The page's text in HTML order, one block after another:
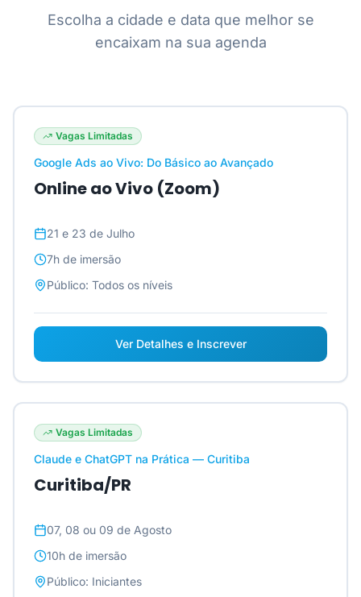
Escolha a cidade e data que melhor se
encaixam na sua agenda
Vagas Limitadas
Google Ads ao Vivo: Do Básico ao Avançado
Online ao Vivo (Zoom)
21 e 23 de Julho
7h de imersão
Público: Todos os níveis
Ver Detalhes e Inscrever
Vagas Limitadas
Claude e ChatGPT na Prática — Curitiba
Curitiba/PR
07, 08 ou 09 de Agosto
10h de imersão
Público: Iniciantes